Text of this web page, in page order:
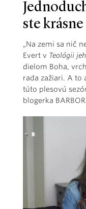
ste krásne
„Na zemi sa nič
Evert v Teológii
dielom Boha,
rada zažiari. A to
túto plesovú
blogerka